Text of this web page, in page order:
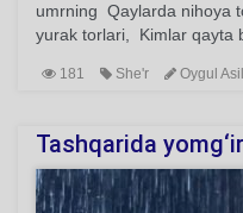
umrning Qaylarda nihoya
yurak torlari, Kimlar qayta
181 She'r Oygul
Tashqarida